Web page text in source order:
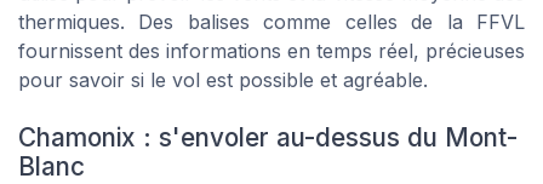
thermiques. Des balises comme celles de la FFVL
fournissent des informations en temps réel, précieuses
pour savoir si le vol est possible et agréable.
Chamonix : s'envoler au-dessus du Mont-
Blanc